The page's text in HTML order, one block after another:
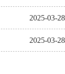
2025-03-28
2025-03-28